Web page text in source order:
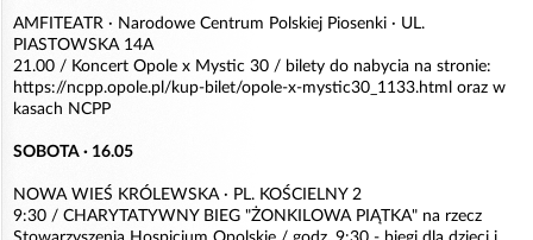
AMFITEATR · Narodowe Centrum Polskiej Piosenki · UL.
PIASTOWSKA 14A
21.00 / Koncert Opole x Mystic 30 / bilety do nabycia na stronie:
https://ncpp.opole.pl/kup-bilet/opole-x-mystic30_1133.html oraz w
kasach NCPP
SOBOTA · 16.05
NOWA WIEŚ KRÓLEWSKA · PL. KOŚCIELNY 2
9:30 / CHARYTATYWNY BIEG "ŻONKILOWA PIĄTKA" na rzecz